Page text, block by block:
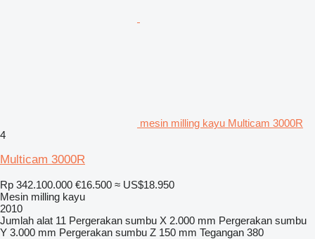
mesin milling kayu Multicam 3000R
4
Multicam 3000R
Rp 342.100.000 €16.500 ≈ US$18.950
Mesin milling kayu
2010
Jumlah alat 11 Pergerakan sumbu X 2.000 mm Pergerakan sumbu
Y 3.000 mm Pergerakan sumbu Z 150 mm Tegangan 380